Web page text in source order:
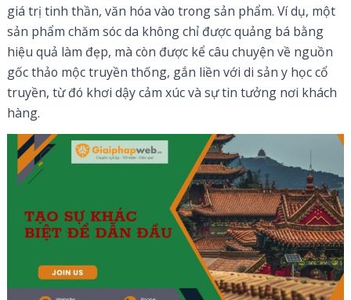
giá trị tinh thần, văn hóa vào trong sản phẩm. Ví dụ, một
sản phẩm chăm sóc da không chỉ được quảng bá bằng
hiệu quả làm đẹp, mà còn được kể câu chuyện về nguồn
gốc thảo mộc truyền thống, gắn liền với di sản y học cổ
truyền, từ đó khơi dậy cảm xúc và sự tin tưởng nơi khách
hàng.